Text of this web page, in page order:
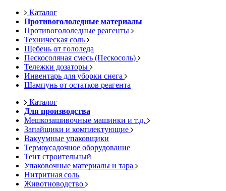
Каталог
Противогололедные материалы
Противогололедные реагенты
Техническая соль
Щебень от гололеда
Пескосоляная смесь (Пескосоль)
Тележки дозаторы
Инвентарь для уборки снега
Шампунь от остатков реагента
Каталог
Для производства
Мешкозашивочные машинки и т.д.
Запайщики и комплектующие
Вакуумные упаковщики
Термоусадочное оборудование
Тент строительный
Упаковочные материалы и тара
Нитритная соль
Животноводство